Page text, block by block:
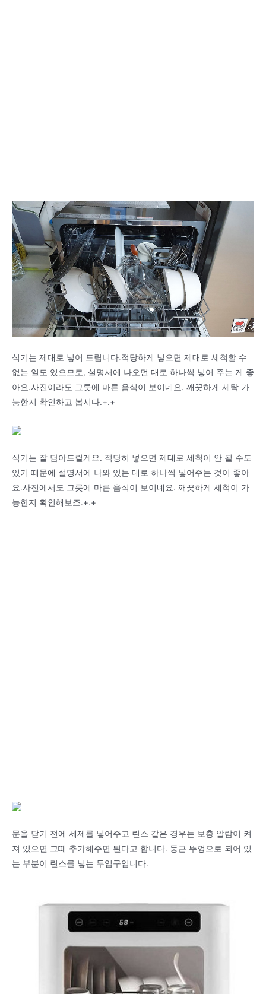
식기는 제대로 넣어 드립니다.적당하게 넣으면 제대로 세척할 수
없는 일도 있으므로, 설명서에 나오던 대로 하나씩 넣어 주는 게 좋
아요.사진이라도 그릇에 마른 음식이 보이네요. 깨끗하게 세탁 가
능한지 확인하고 봅시다.+.+
식기는 잘 담아드릴게요. 적당히 넣으면 제대로 세척이 안 될 수도
있기 때문에 설명서에 나와 있는 대로 하나씩 넣어주는 것이 좋아
요.사진에서도 그릇에 마른 음식이 보이네요. 깨끗하게 세척이 가
능한지 확인해보죠.+.+
문을 닫기 전에 세제를 넣어주고 린스 같은 경우는 보충 알람이 켜
져 있으면 그때 추가해주면 된다고 합니다. 둥근 뚜껑으로 되어 있
는 부분이 린스를 넣는 투입구입니다.